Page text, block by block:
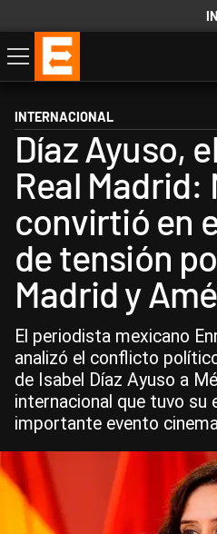
Economía
Política
Internacional
Actualidad
Descargá la App
INTERNACIONAL
Díaz Ayuso,
Real Madrid:
convirtió en
de tensión
Madrid y
El periodista mexicano
analizó el conflicto
de Isabel Díaz Ayuso a
internacional que tuvo su
importante evento